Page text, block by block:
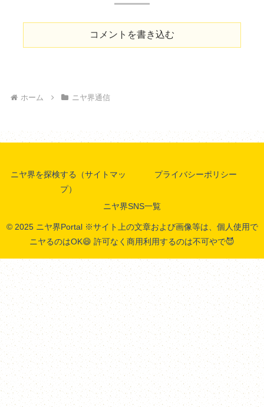
コメントを書き込む
ホーム ニヤ界通信
ニヤ界を探検する（サイトマッ
プ）
プライバシーポリシー
ニヤ界SNS一覧
© 2025 ニヤ界Portal ※サイト上の文章および画像等は、個人使用で
ニヤるのはOK😄 許可なく商用利用するのは不可やで😈